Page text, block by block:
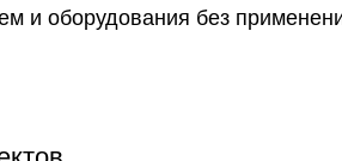
и оборудования без